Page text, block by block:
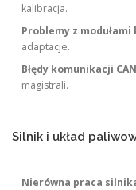
kalibracja.
Problemy z
adaptacje.
Błędy komunikacji
magistrali.
Silnik i układ
Nierówna praca